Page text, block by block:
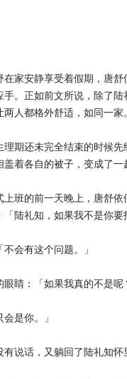
家安静享受着假期，唐舒
。正如前文所说，除了
人都格外舒适，如同一家。
期还未完全结束的时候先
着各自的被子，变成了一
班的前一天晚上，唐舒依
陆礼知，如果我不是你要
会有这个问题。」
：「如果我真的不是呢
是你。」
话，又躺回了陆礼知怀